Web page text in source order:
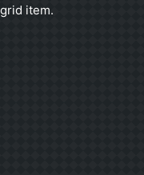
item.